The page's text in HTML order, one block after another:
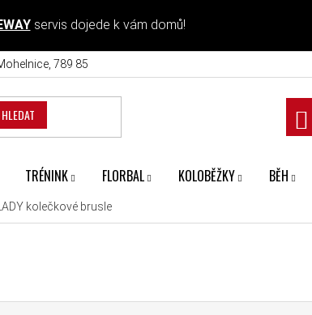
servis dojede k vám domů!
789 85
HLEDAT
TRÉNINK FLORBAL KOLOBĚŽKY BĚH
kolečkové brusle